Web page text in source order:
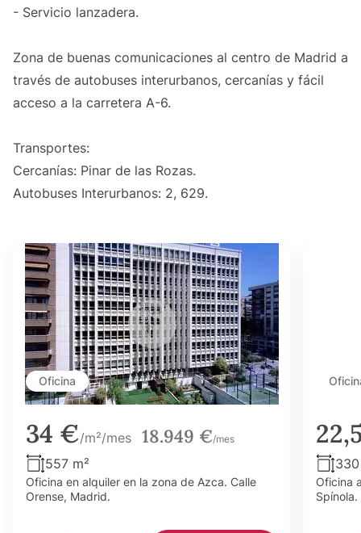
- Servicio lanzadera.
Zona de buenas comunicaciones al centro de Madrid a
través de autobuses interurbanos, cercanías y fácil
acceso a la carretera A-6.
Transportes:
Cercanías: Pinar de las Rozas.
Autobuses Interurbanos: 2, 629.
Oficina
34 €/m²/mes 18.949 €/mes
557 m²
Oficina en alquiler en la zona de Azca. Calle
Orense, Madrid.
Oficina
Spínola.